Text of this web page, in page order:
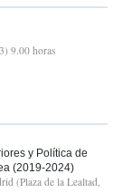
9.00 horas
y Política de
(2019-2024)
(Plaza de la Lealtad,